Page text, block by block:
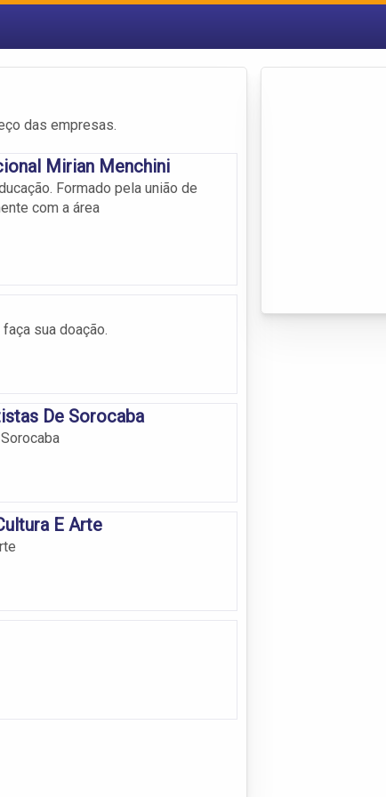
das empresas.
Mirian Menchini
Formado pela união de
com a área
sua doação.
De Sorocaba
E Arte